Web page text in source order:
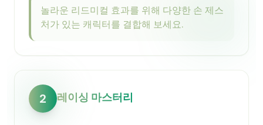
놀라운 리드미컬 효과를 위해 다양한 손 제스
처가 있는 캐릭터를 결합해 보세요.
2 레이싱 마스터리